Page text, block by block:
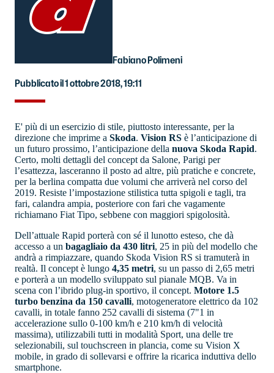
Fabiano Polimeni
Pubblicato il 1 ottobre 2018, 19:11
E' più di un esercizio di stile, piuttosto interessante, per la
direzione che imprime a Skoda. Vision RS è l’anticipazione di
un futuro prossimo, l’anticipazione della nuova Skoda Rapid.
Certo, molti dettagli del concept da Salone, Parigi per
l’esattezza, lasceranno il posto ad altre, più pratiche e concrete,
per la berlina compatta due volumi che arriverà nel corso del
2019. Resiste l’impostazione stilistica tutta spigoli e tagli, tra
fari, calandra ampia, posteriore con fari che vagamente
richiamano Fiat Tipo, sebbene con maggiori spigolosità.
Dell’attuale Rapid porterà con sé il lunotto esteso, che dà
accesso a un bagagliaio da 430 litri, 25 in più del modello che
andrà a rimpiazzare, quando Skoda Vision RS si tramuterà in
realtà. Il concept è lungo 4,35 metri, su un passo di 2,65 metri
e porterà a un modello sviluppato sul pianale MQB. Va in
scena con l’ibrido plug-in sportivo, il concept. Motore 1.5
turbo benzina da 150 cavalli, motogeneratore elettrico da 102
cavalli, in totale fanno 252 cavalli di sistema (7"1 in
accelerazione sullo 0-100 km/h e 210 km/h di velocità
massima), utilizzabili tutti in modalità Sport, una delle tre
selezionabili, sul touchscreen in plancia, come su Vision X
mobile, in grado di sollevarsi e offrire la ricarica induttiva dello
smartphone.